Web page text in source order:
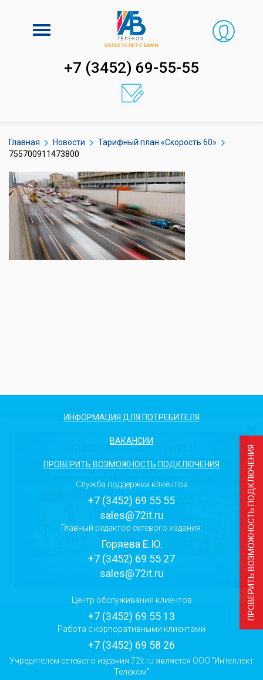
Включить
+7 (3452) 69-55-55
Главная Новости
Тарифный план «Скорость 60»
755700911473800
ПРОВЕРИТЬ ВОЗМОЖНОСТЬ ПОДКЛЮЧЕНИЯ
ИНФОРМАЦИЯ ДЛЯ ПОТРЕБИТЕЛЯ
ВАКАНСИИ
ПРОВЕРИТЬ ВОЗМОЖНОСТЬ ПОДКЛЮЧЕНИЯ
Служба поддержки клиентов
+7 (3452) 69 55 55
sales@72it.ru
Главный редактор сетевого издания:
Горяева Е.Ю.
+7 (3452) 69 55 27
sales@72it.ru
Центр обслуживания клиентов
+7 (3452) 69 55 13
Работа с корпоративными клиентами
+7 (3452) 69 58 26
Учредителем сетевого издания 72it.ru является ООО "Интеллект
Телеком"